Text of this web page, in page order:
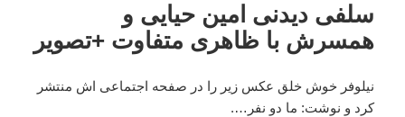
سلفی دیدنی امین حیایی و
همسرش با ظاهری متفاوت +تصویر
نیلوفر خوش خلق عکس زیر را در صفحه اجتماعی اش منتشر
کرد و نوشت: ما دو نفر….